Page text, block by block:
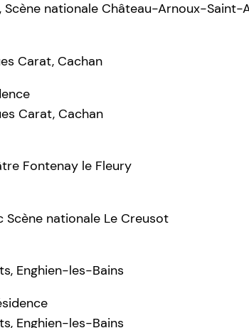
Scène nationale Château-Arnoux-Saint-
Carat, Cachan
Carat, Cachan
Fontenay le Fleury
Scène nationale Le Creusot
Enghien-les-Bains
Enghien-les-Bains